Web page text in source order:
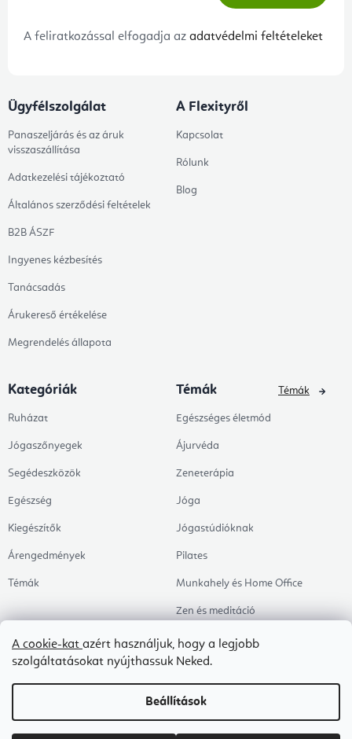
A cookie-kat azért használjuk, hogy a legjobb
szolgáltatásokat nyújthassuk Neked.
Beállítások
A feliratkozással elfogadja az adatvédelmi feltételeket
Ügyfélszolgálat
Panaszeljárás és az áruk
visszaszállítása
Adatkezelési tájékoztató
Általános szerződési feltételek
B2B ÁSZF
Ingyenes kézbesítés
Tanácsadás
Árukereső értékelése
Megrendelés állapota
A Flexityről
Kapcsolat
Rólunk
Blog
Kategóriák
Ruházat
Jógaszőnyegek
Segédeszközök
Egészség
Kiegészítők
Árengedmények
Témák
Témák
Egészséges életmód
Ájurvéda
Zeneterápia
Jóga
Jógastúdióknak
Pilates
Munkahely és Home Office
Zen és meditáció
Aromaterápia
Egészséges alvás
Kedvenceink
Témák
Copyright 2026Flexity. Minden jog fenntartva.Süti beállítások szerkesztése